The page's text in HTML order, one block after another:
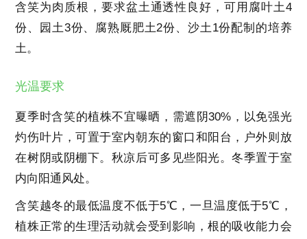
含笑为肉质根，要求盆土通透性良好，可用腐叶土4
份、园土3份、腐熟厩肥土2份、沙土1份配制的培养
土。
光温要求
夏季时含笑的植株不宜曝晒，需遮阴30% ，以免强光
灼伤叶片，可置于室内朝东的窗口和阳台，户外则放
在树阴或阴棚下。秋凉后可多见些阳光。冬季置于室
内向阳通风处。
含笑越冬的最低温度不低于5℃，一旦温度低于5℃，
植株正常的生理活动就会受到影响，根的吸收能力会